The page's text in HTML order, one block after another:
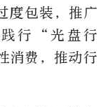
度包装，推广
行“光盘行
消费，推动行